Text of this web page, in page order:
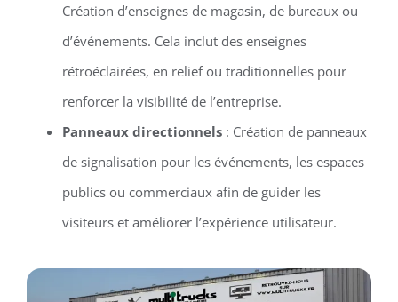
Création d’enseignes de magasin, de bureaux ou
d’événements. Cela inclut des enseignes
rétroéclairées, en relief ou traditionnelles pour
renforcer la visibilité de l’entreprise.
Panneaux directionnels: Création de panneaux
de signalisation pour les événements, les espaces
publics ou commerciaux afin de guider les
visiteurs et améliorer l’expérience utilisateur.